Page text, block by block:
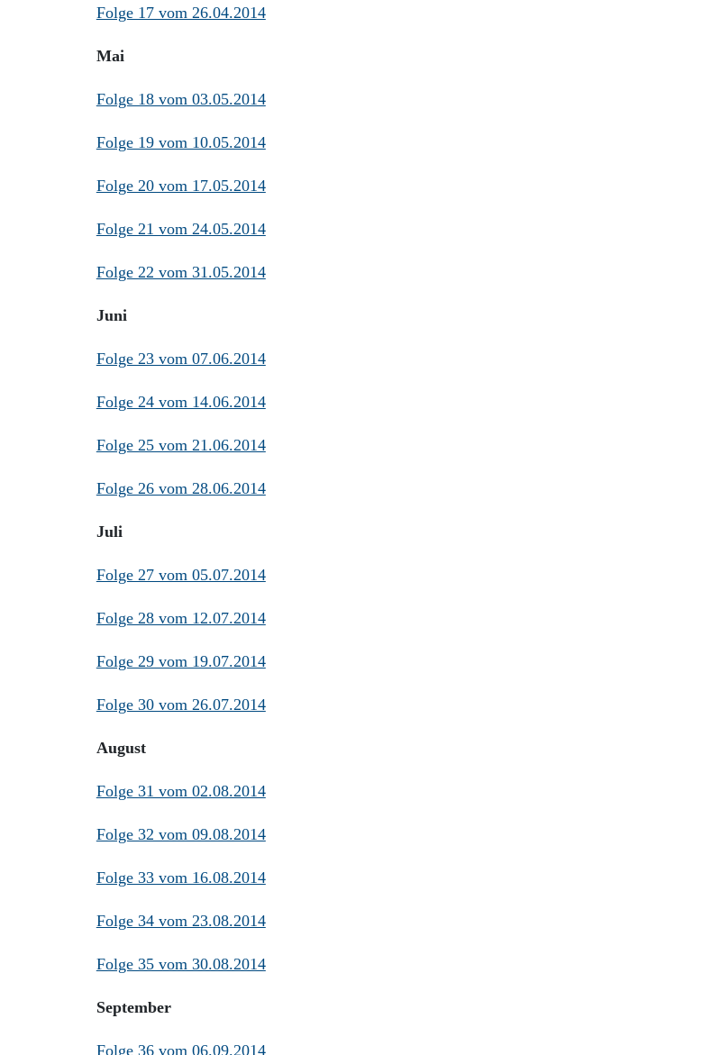
Folge 17 vom 26.04.2014
Mai
Folge 18 vom 03.05.2014
Folge 19 vom 10.05.2014
Folge 20 vom 17.05.2014
Folge 21 vom 24.05.2014
Folge 22 vom 31.05.2014
Juni
Folge 23 vom 07.06.2014
Folge 24 vom 14.06.2014
Folge 25 vom 21.06.2014
Folge 26 vom 28.06.2014
Juli
Folge 27 vom 05.07.2014
Folge 28 vom 12.07.2014
Folge 29 vom 19.07.2014
Folge 30 vom 26.07.2014
August
Folge 31 vom 02.08.2014
Folge 32 vom 09.08.2014
Folge 33 vom 16.08.2014
Folge 34 vom 23.08.2014
Folge 35 vom 30.08.2014
September
Folge 36 vom 06.09.2014